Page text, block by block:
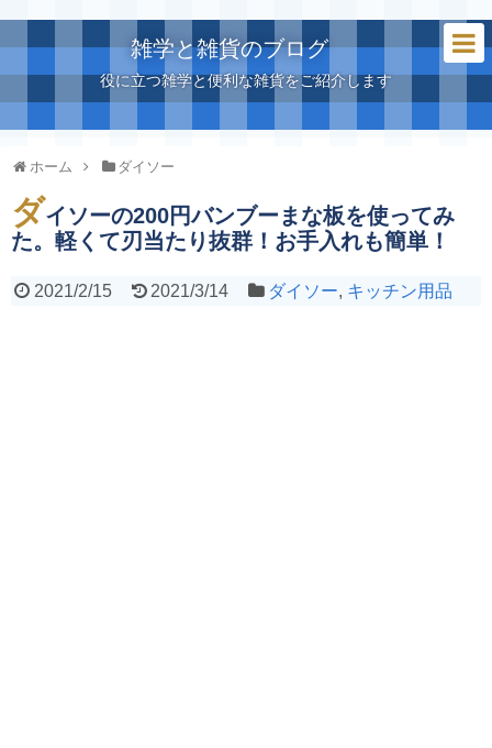
雑学と雑貨のブログ
役に立つ雑学と便利な雑貨をご紹介します
ホーム ダイソー
ダイソーの200円バンブーまな板を使ってみ
た。軽くて刃当たり抜群！お手入れも簡単！
2021/2/15 2021/3/14 ダイソー, キッチン用品